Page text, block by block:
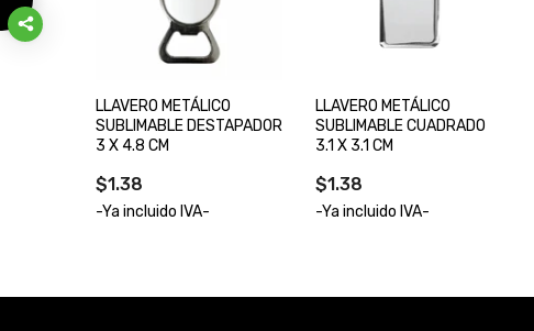
LLAVERO METÁLICO
SUBLIMABLE DESTAPADOR
3 X 4.8 CM
$1.38
-Ya incluido IVA-
LLAVERO METÁLICO
SUBLIMABLE CUADRADO
3.1 X 3.1 CM
$1.38
-Ya incluido IVA-